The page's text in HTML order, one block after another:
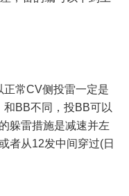
常CV侧投雷一定是
BB不同，投BB可以
躲雷措施是减速并左
者从12发中间穿过(日